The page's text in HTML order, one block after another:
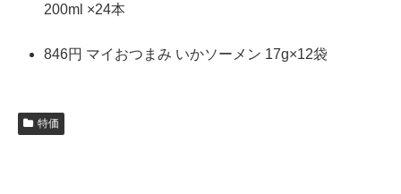
200ml ×24本
846円 マイおつまみ いかソーメン 17g×12袋
特価